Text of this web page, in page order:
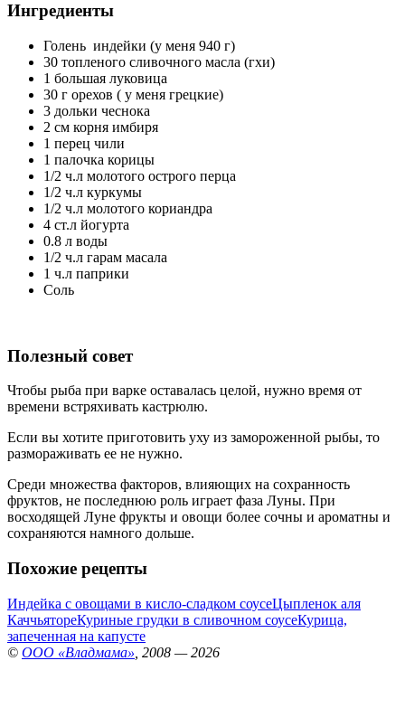
Ингредиенты
Голень индейки (у меня 940 г)
30 топленого сливочного масла (гхи)
1 большая луковица
30 г орехов ( у меня грецкие)
3 дольки чеснока
2 см корня имбиря
1 перец чили
1 палочка корицы
1/2 ч.л молотого острого перца
1/2 ч.л куркумы
1/2 ч.л молотого кориандра
4 ст.л йогурта
0.8 л воды
1/2 ч.л гарам масала
1 ч.л паприки
Соль
Полезный совет
Чтобы рыба при варке оставалась целой, нужно время от
времени встряхивать кастрюлю.
Если вы хотите приготовить уху из замороженной рыбы, то
размораживать ее не нужно.
Среди множества факторов, влияющих на сохранность
фруктов, не последнюю роль играет фаза Луны. При
восходящей Луне фрукты и овощи более сочны и ароматны и
сохраняются намного дольше.
Похожие рецепты
Индейка с овощами в кисло-сладком соусеЦыпленок аля
КаччьятореКуриные грудки в сливочном соусеКурица,
запеченная на капусте
© ООО «Владмама» , 2008 — 2026